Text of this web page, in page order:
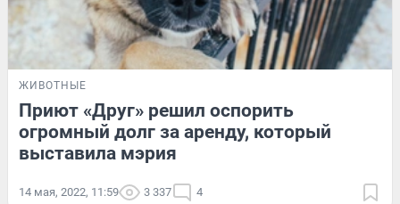
ЖИВОТНЫЕ
Приют «Друг» решил оспорить
огромный долг за аренду, который
выставила мэрия
14 мая, 2022, 11:59 3 337 4